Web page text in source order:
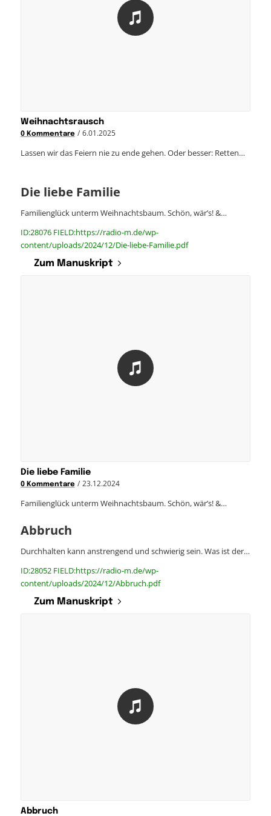
Weihnachtsrausch
0 Kommentare / 6.01.2025
Lassen wir das Feiern nie zu ende gehen. Oder besser: Retten…
Die liebe Familie
Familienglück unterm Weihnachtsbaum. Schön, wär’s! &…
ID:28076 FIELD:https://radio-m.de/wp-
content/uploads/2024/12/Die-liebe-Familie.pdf
Zum Manuskript
Die liebe Familie
0 Kommentare / 23.12.2024
Familienglück unterm Weihnachtsbaum. Schön, wär’s! &…
Abbruch
Durchhalten kann anstrengend und schwierig sein. Was ist der…
ID:28052 FIELD:https://radio-m.de/wp-
content/uploads/2024/12/Abbruch.pdf
Zum Manuskript
Abbruch